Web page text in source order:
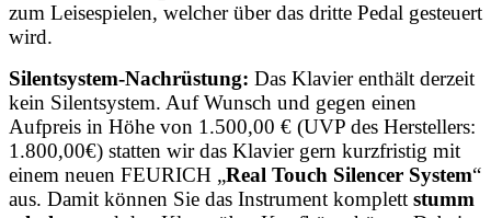
zum Leisespielen, welcher über das dritte Pedal gesteuert
wird.
Silentsystem-Nachrüstung: Das Klavier enthält derzeit
kein Silentsystem. Auf Wunsch und gegen einen
Aufpreis in Höhe von 1.500,00 € (UVP des Herstellers:
1.800,00€) statten wir das Klavier gern kurzfristig mit
einem neuen FEURICH „Real Touch Silencer System“
aus. Damit können Sie das Instrument komplett stumm